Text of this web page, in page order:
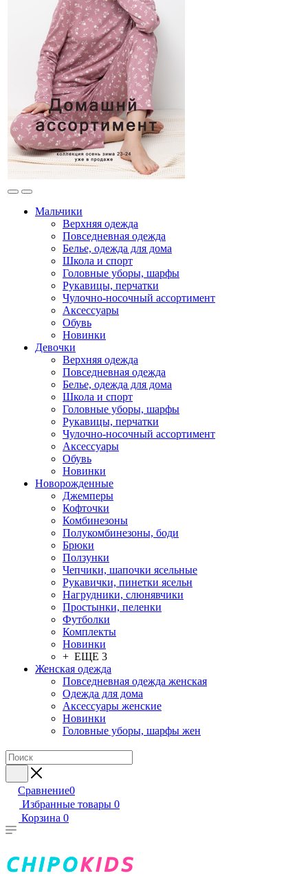
Мальчики
Верхняя одежда
Повседневная одежда
Белье, одежда для дома
Школа и спорт
Головные уборы, шарфы
Рукавицы, перчатки
Чулочно-носочный ассортимент
Аксессуары
Обувь
Новинки
Девочки
Верхняя одежда
Повседневная одежда
Белье, одежда для дома
Школа и спорт
Головные уборы, шарфы
Рукавицы, перчатки
Чулочно-носочный ассортимент
Аксессуары
Обувь
Новинки
Новорожденные
Джемперы
Кофточки
Комбинезоны
Полукомбинезоны, боди
Брюки
Ползунки
Чепчики, шапочки ясельные
Рукавички, пинетки ясельн
Нагрудники, слюнявчики
Простынки, пеленки
Футболки
Комплекты
Новинки
+ ЕЩЕ 3
Женская одежда
Повседневная одежда женская
Одежда для дома
Аксессуары женские
Новинки
Головные уборы, шарфы жен
Сравнение0
Избранные товары 0
Корзина 0